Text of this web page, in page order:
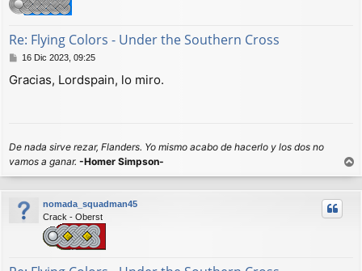
Re: Flying Colors - Under the Southern Cross
M
n
16 Dic 2023, 09:25
Gracias, Lordspain, lo miro.
De nada sirve rezar, Flanders. Yo mismo acabo de hacerlo y los dos no
vamos a ganar. -Homer Simpson-
r
r
nomada_squadman45
Crack - Oberst